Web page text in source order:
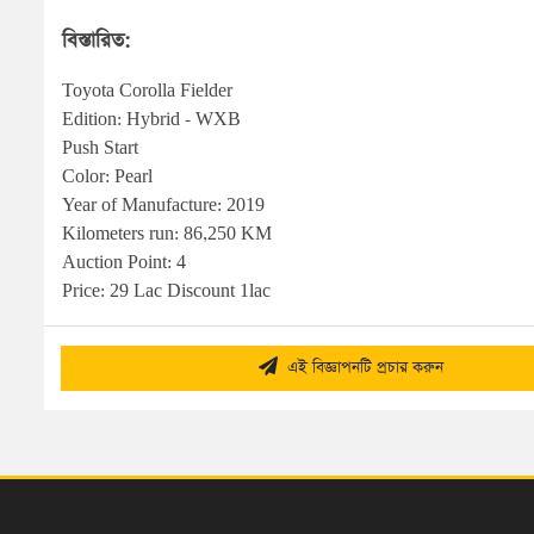
বিস্তারিত:
Toyota Corolla Fielder
Edition: Hybrid - WXB
Push Start
Color: Pearl
Year of Manufacture: 2019
Kilometers run: 86,250 KM
Auction Point: 4
Price: 29 Lac Discount 1lac
এই বিজ্ঞাপনটি প্রচার করুন